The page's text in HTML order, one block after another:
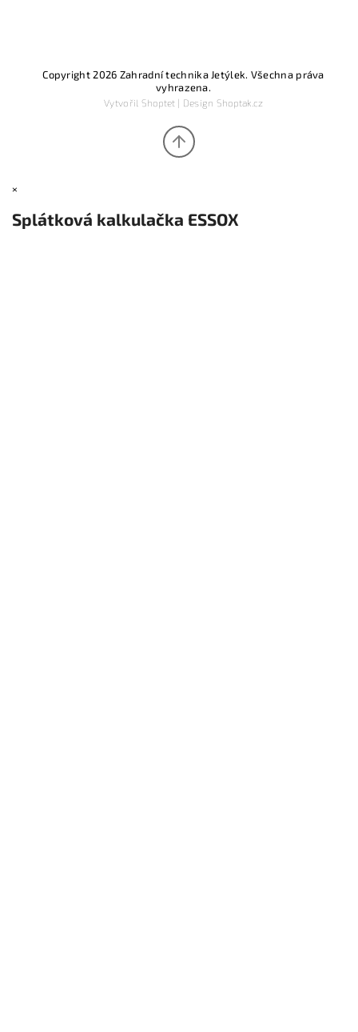
Copyright 2026 Zahradní technika Jetýlek. Všechna práva
vyhrazena.
Vytvořil Shoptet| Design Shoptak.cz
×
Splátková kalkulačka ESSOX